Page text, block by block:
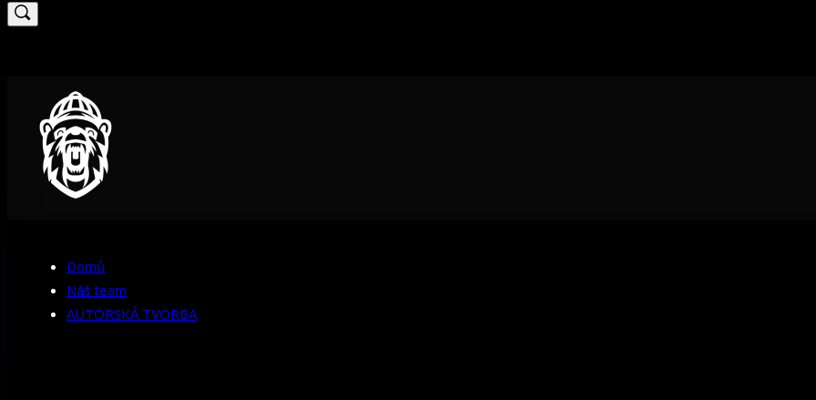
for:
Domů
Náš team
AUTORSKÁ TVORBA